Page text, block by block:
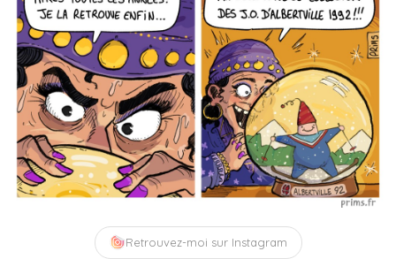
Retrouvez-moi sur Instagram